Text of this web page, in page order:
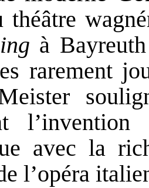
théâtre
à
rarement
avec la
l’opéra